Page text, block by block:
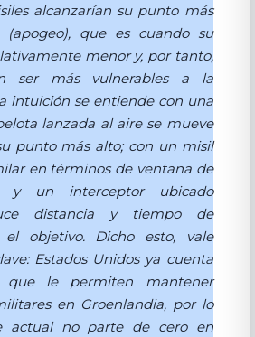
alcanzarían su punto más
que es cuando su
menor y, por tanto,
ser más vulnerables a la
intuición se entiende con una
lanzada al aire se mueve
punto más alto; con un misil
en términos de ventana de
y un interceptor ubicado
distancia y tiempo de
el objetivo. Dicho esto, vale
Estados Unidos ya cuenta
que le permiten mantener
en Groenlandia, por lo
actual no parte de cero en